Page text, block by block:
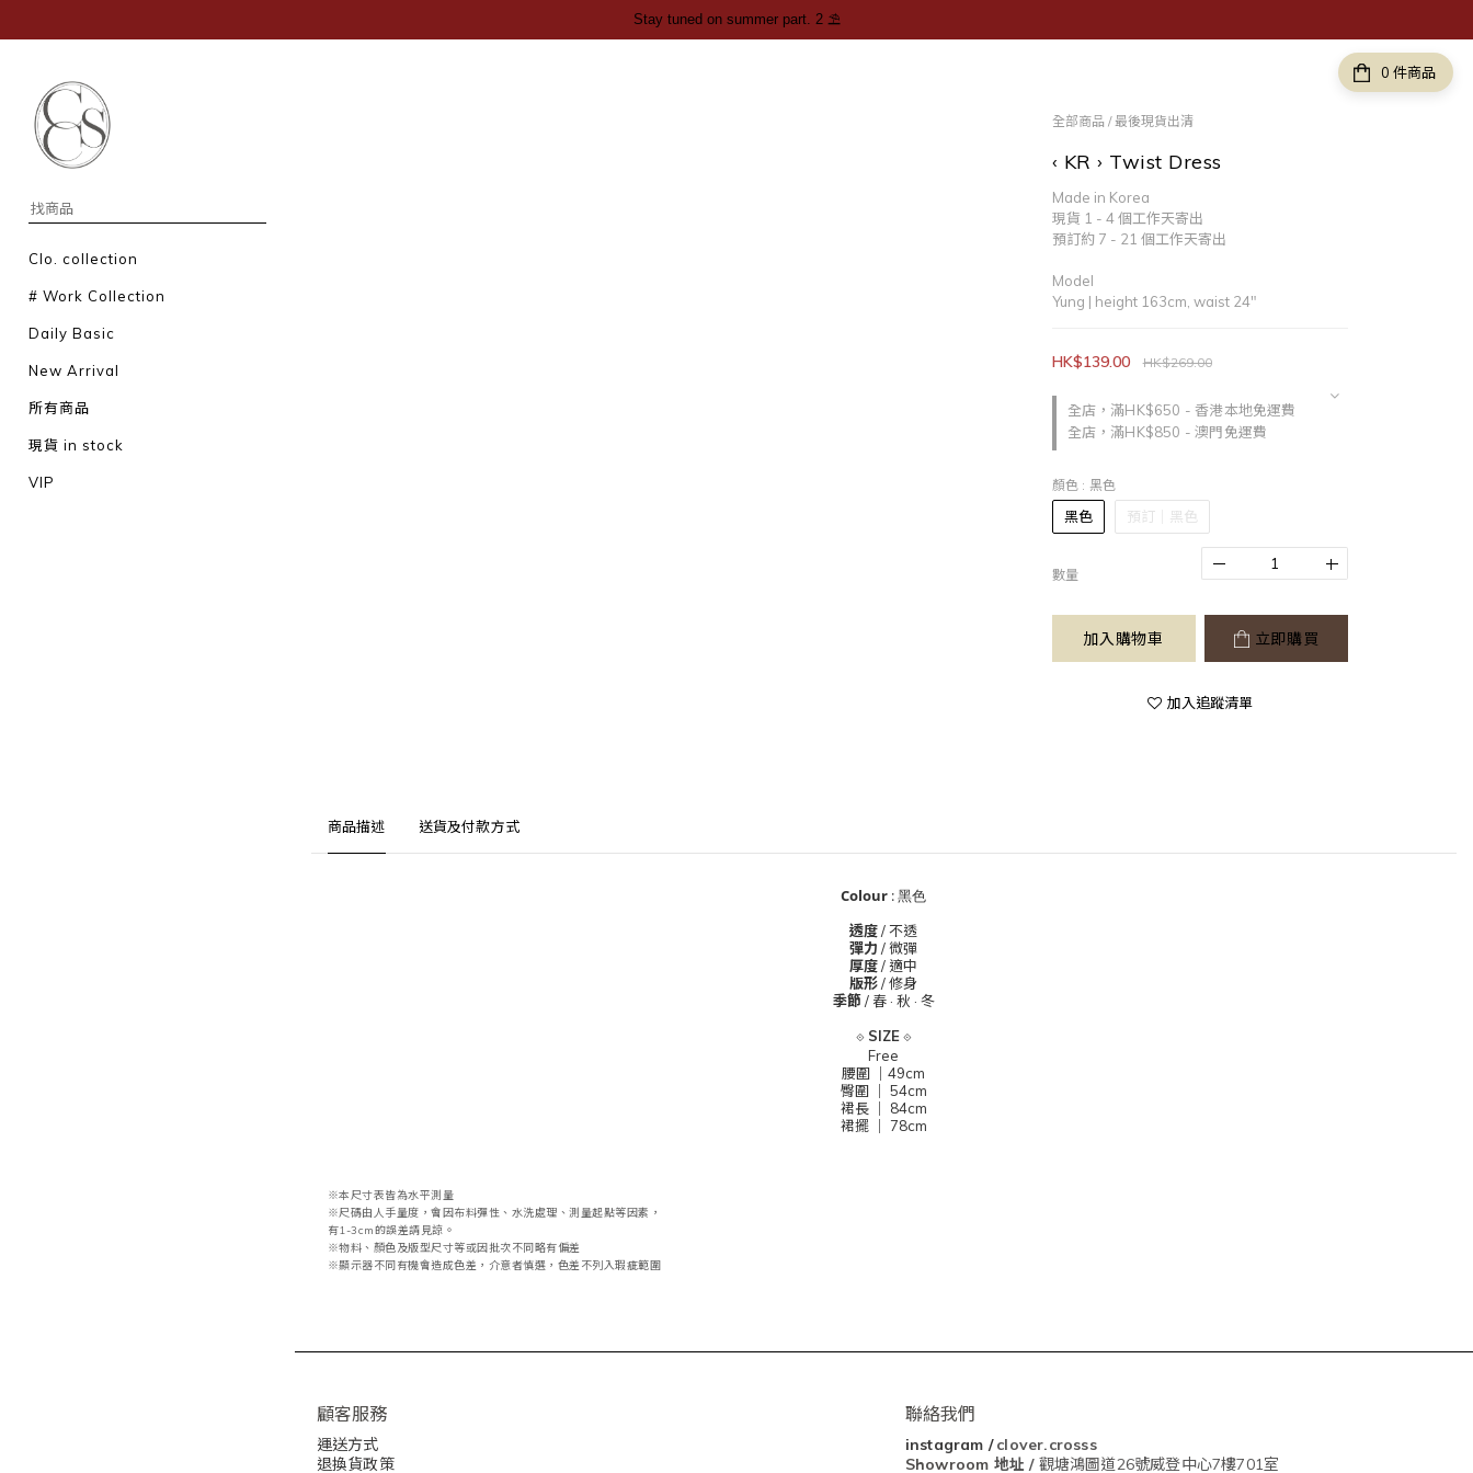
Clo. collection
# Work Collection
Daily Basic
New Arrival
所有商品
現貨 in stock
VIP
件商品
全部商品 /最後現貨出清
‹ KR › Twist Dress
Made in Korea
現貨 1 - 4 個工作天寄出
預訂約 7 - 21 個工作天寄出
Model
Yung | height 163cm, waist 24"
全店，滿HK$650 - 香港本地免運費
全店，滿HK$850 - 澳門免運費
HK$269.00
HK$139.00
顏色 : 黑色
黑色 預訂｜黑色
數量
加入購物車 立即購買
加入追蹤清單
商品描述 送貨及付款方式
Colour :黑色
透度/ 不透
彈力 / 微彈
厚度/ 適中
版形/ 修身
季節/ 春 · 秋 · 冬
⟐ SIZE⟐
Free
腰圍 ｜49cm
臀圍 ｜ 54cm
裙長 ｜ 84cm
裙擺 ｜ 78cm
※本尺寸表皆為水平測量
※尺碼由人手量度 ，會因布料彈性、水洗處理、測量起點等因素，
有1-3cm的誤差請見諒。
※物料 、顏色及版型尺寸等或因批次不同略有偏差
※顯示器不同有機會造成色差，介意者慎選，色差不列入瑕疵範圍
顧客服務
運送方式
退換貨政策
聯絡我們
instagram / clover.crosss
Showroom 地址 / 觀塘鴻圖道26號威登中心7樓701室